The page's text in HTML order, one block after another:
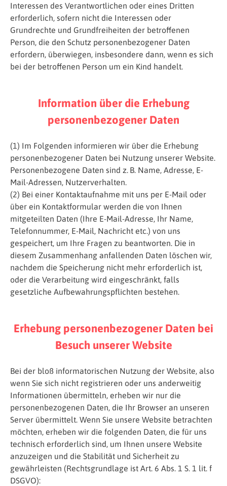
Interessen des Verantwortlichen oder eines Dritten
erforderlich, sofern nicht die Interessen oder
Grundrechte und Grundfreiheiten der betroffenen
Person, die den Schutz personenbezogener Daten
erfordern, überwiegen, insbesondere dann, wenn es sich
bei der betroffenen Person um ein Kind handelt.
Information über die Erhebung
personenbezogener Daten
(1) Im Folgenden informieren wir über die Erhebung
personenbezogener Daten bei Nutzung unserer Website.
Personenbezogene Daten sind z. B. Name, Adresse, E-
Mail-Adressen, Nutzerverhalten.
(2) Bei einer Kontaktaufnahme mit uns per E-Mail oder
über ein Kontaktformular werden die von Ihnen
mitgeteilten Daten (Ihre E-Mail-Adresse, Ihr Name,
Telefonnummer, E-Mail, Nachricht etc.) von uns
gespeichert, um Ihre Fragen zu beantworten. Die in
diesem Zusammenhang anfallenden Daten löschen wir,
nachdem die Speicherung nicht mehr erforderlich ist,
oder die Verarbeitung wird eingeschränkt, falls
gesetzliche Aufbewahrungspflichten bestehen.
Erhebung personenbezogener Daten bei
Besuch unserer Website
Bei der bloß informatorischen Nutzung der Website, also
wenn Sie sich nicht registrieren oder uns anderweitig
Informationen übermitteln, erheben wir nur die
personenbezogenen Daten, die Ihr Browser an unseren
Server übermittelt. Wenn Sie unsere Website betrachten
möchten, erheben wir die folgenden Daten, die für uns
technisch erforderlich sind, um Ihnen unsere Website
anzuzeigen und die Stabilität und Sicherheit zu
gewährleisten (Rechtsgrundlage ist Art. 6 Abs. 1 S. 1 lit. f
DSGVO):